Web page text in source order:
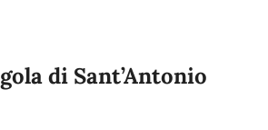
di Sant’Antonio